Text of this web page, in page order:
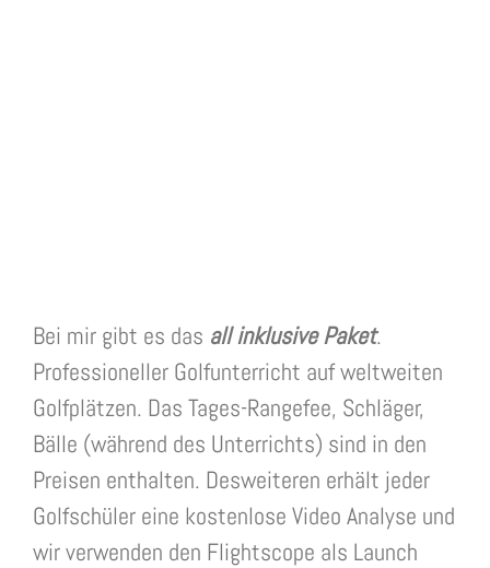
Bei mir gibt es das all inklusive Paket.
Professioneller Golfunterricht auf weltweiten
Golfplätzen. Das Tages-Rangefee, Schläger,
Bälle (während des Unterrichts) sind in den
Preisen enthalten. Desweiteren erhält jeder
Golfschüler eine kostenlose Video Analyse und
wir verwenden den Flightscope als Launch